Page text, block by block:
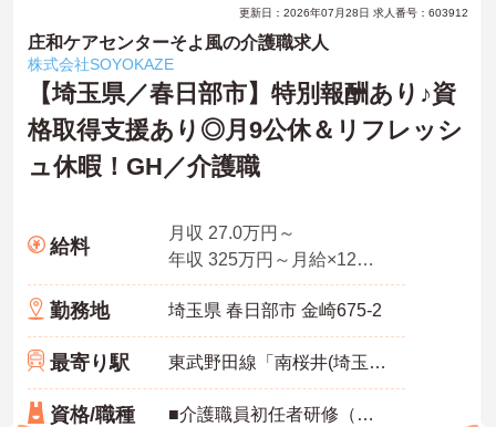
更新日：2026年07月28日 求人番号：603912
庄和ケアセンターそよ風の介護職求人
株式会社SOYOKAZE
【埼玉県／春日部市】特別報酬あり♪資
格取得支援あり◎月9公休＆リフレッシ
ュ休暇！GH／介護職
給料
月収 27.0万円～
年収 325万円～月給×12ヶ月
勤務地 埼玉県 春日部市 金崎675-2
最寄り駅 東武野田線「南桜井(埼玉)駅」徒歩15分
資格/職種 ■介護職員初任者研修（ヘルパー2級）以上 いずれか必須